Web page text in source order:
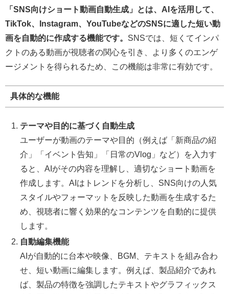
「SNS向けショート動画自動生成」とは、AIを活用して、
TikTok、Instagram、YouTubeなどのSNSに適した短い動
画を自動的に作成する機能です。 SNSでは、短くてインパ
クトのある動画が視聴者の関心を引き、より多くのエンゲ
ージメントを得られるため、この機能は非常に有効です。
具体的な機能
テーマや目的に基づく自動生成
ユーザーが動画のテーマや目的（例えば「新商品の紹
介」「イベント告知」「日常のVlog」など）を入力す
ると、AIがその内容を理解し、適切なショート動画を
作成します。AIはトレンドを分析し、SNS向けの人気
スタイルやフォーマットを反映した動画を生成するた
め、視聴者に響く効果的なコンテンツを自動的に提供
します。
自動編集機能
AIが自動的に台本や映像、BGM、テキストを組み合わ
せ、短い動画に編集します。例えば、製品紹介であれ
ば、製品の特徴を強調したテキストやグラフィックス